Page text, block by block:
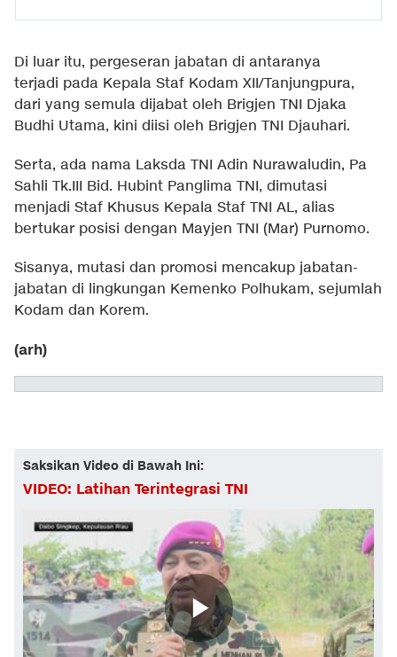
Di luar itu, pergeseran jabatan di antaranya
terjadi pada Kepala Staf Kodam XII/Tanjungpura,
dari yang semula dijabat oleh Brigjen TNI Djaka
Budhi Utama, kini diisi oleh Brigjen TNI Djauhari.
Serta, ada nama Laksda TNI Adin Nurawaludin, Pa
Sahli Tk.III Bid. Hubint Panglima TNI, dimutasi
menjadi Staf Khusus Kepala Staf TNI AL, alias
bertukar posisi dengan Mayjen TNI (Mar) Purnomo.
Sisanya, mutasi dan promosi mencakup jabatan-
jabatan di lingkungan Kemenko Polhukam, sejumlah
Kodam dan Korem.
(arh)
Saksikan Video di Bawah Ini:
VIDEO: Latihan Terintegrasi TNI